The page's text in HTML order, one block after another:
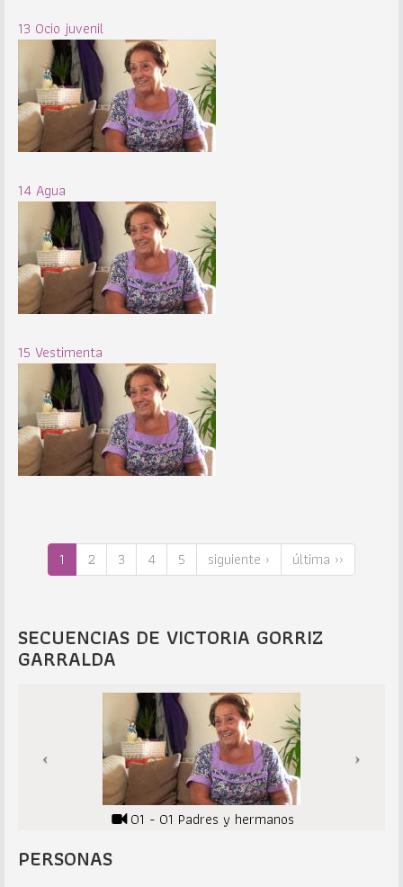
13 Ocio juvenil
14 Agua
15 Vestimenta
1 2 3 4 5 siguiente › última ››
SECUENCIAS DE VICTORIA GORRIZ
GARRALDA
01 - 01 Padres y hermanos
PERSONAS